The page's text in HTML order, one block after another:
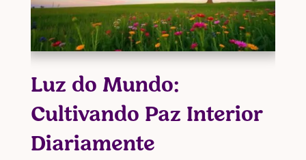
Luz do Mundo:
Cultivando Paz Interior
Diariamente